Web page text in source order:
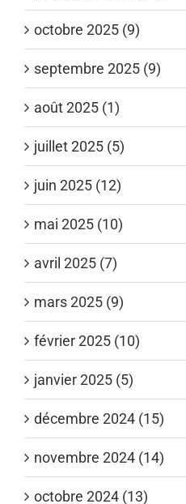
octobre 2025 (9)
septembre 2025 (9)
août 2025 (1)
juillet 2025 (5)
juin 2025 (12)
mai 2025 (10)
avril 2025 (7)
mars 2025 (9)
février 2025 (10)
janvier 2025 (5)
décembre 2024 (15)
novembre 2024 (14)
octobre 2024 (13)